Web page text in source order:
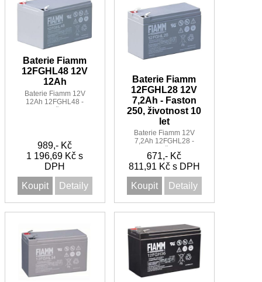
Baterie Fiamm
12FGHL48 12V
12Ah
Baterie Fiamm 12V
12Ah 12FGHL48 -
Faston 250, životnost 10
989,- Kč
1 196,69 Kč s
DPH
Koupit
Detaily
Baterie Fiamm
12FGHL28 12V
7,2Ah - Faston
250, životnost 10
let
Baterie Fiamm 12V
7,2Ah 12FGHL28 -
let
671,- Kč
811,91 Kč s DPH
Koupit
Detaily